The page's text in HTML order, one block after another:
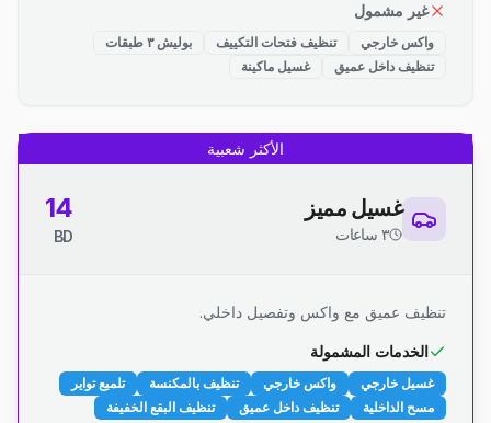
غير مشمول
واكس خارجي تنظيف فتحات التكييف
بوليش ٣ طبقات
تنظيف داخل عميق
غسيل ماكينة
الأكثر شعبية
غسيل مميز
٣ ساعات
14
BD
تنظيف عميق مع واكس وتفصيل داخلي.
الخدمات المشمولة
غسيل خارجي واكس خارجي تنظيف بالمكنسة
تلميع تواير
مسح الداخلية
تنظيف داخل عميق تنظيف البقع الخفيفة